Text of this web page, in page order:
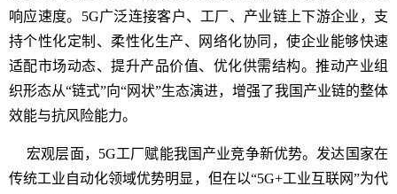
响应速度。5G广泛连接客户、工厂、产业链上下游企业，支
持个性化定制、柔性化生产、网络化协同，使企业能够快速
适配市场动态、提升产品价值、优化供需结构。推动产业组
织形态从“链式”向“网状”生态演进，增强了我国产业链的整体
效能与抗风险能力。
宏观层面，5G工厂赋能我国产业竞争新优势。发达国家在
传统工业自动化领域优势明显，但在以“5G+工业互联网”为代